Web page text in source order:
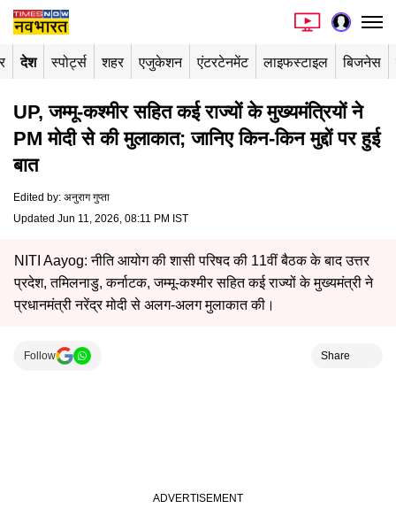
देश स्पोर्ट्स शहर एजुकेशन एंटरटेनमेंट लाइफस्टाइल बिजनेस
UP, जम्मू-कश्मीर सहित कई राज्यों के मुख्यमंत्रियों ने
PM मोदी से की मुलाकात; जानिए किन-किन मुद्दों पर हुई
बात
Edited by: अनुराग गुप्ता
Updated Jun 11, 2026, 08:11 PM IST
NITI Aayog: नीति आयोग की शासी परिषद की 11वीं बैठक के बाद उत्तर
प्रदेश, तमिलनाडु, कर्नाटक, जम्मू-कश्मीर सहित कई राज्यों के मुख्यमंत्री ने
प्रधानमंत्री नरेंद्र मोदी से अलग-अलग मुलाकात की।
Follow Share